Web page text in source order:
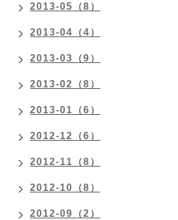
2013-05（8）
2013-04（4）
2013-03（9）
2013-02（8）
2013-01（6）
2012-12（6）
2012-11（8）
2012-10（8）
2012-09（2）